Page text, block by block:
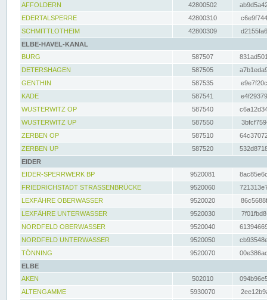
AFFOLDERN
42800502
EDERTALSPERRE
42800310
SCHMITTLOTHEIM
42800309
ELBE-HAVEL-KANAL
BURG
587507
DETERSHAGEN
587505
GENTHIN
587535
KADE
587541
WUSTERWITZ OP
587540
WUSTERWITZ UP
587550
ZERBEN OP
587510
ZERBEN UP
587520
EIDER
EIDER-SPERRWERK BP
9520081
FRIEDRICHSTADT STRASSENBRÜCKE
9520060
LEXFÄHRE OBERWASSER
9520020
LEXFÄHRE UNTERWASSER
9520030
NORDFELD OBERWASSER
9520040
NORDFELD UNTERWASSER
9520050
TÖNNING
9520070
ELBE
AKEN
502010
ALTENGAMME
5930070